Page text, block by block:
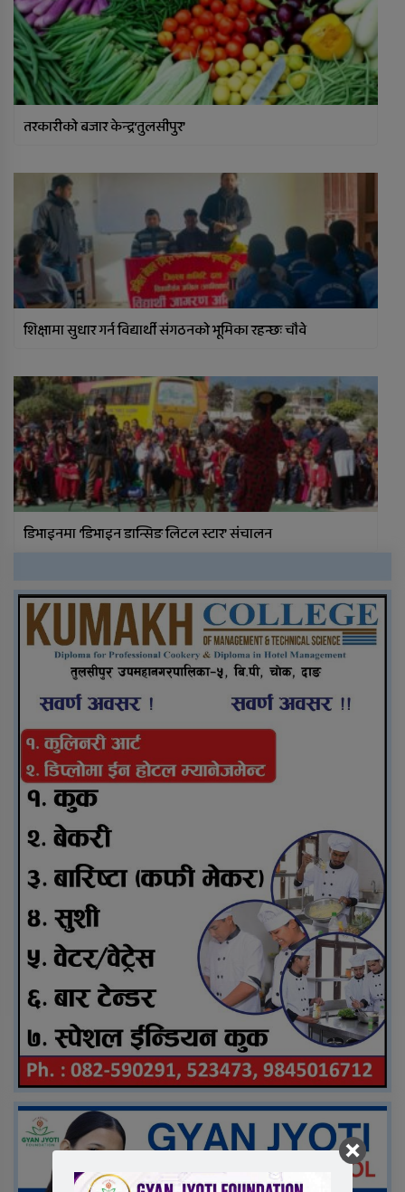
तरकारीको बजार केन्द्र‘तुलसीपुर’
शिक्षामा सुधार गर्न विद्यार्थी संगठनको भूमिका रहन्छः चौवे
डिभाइनमा ‘डिभाइन डान्सिङ लिटल स्टार’ संचालन